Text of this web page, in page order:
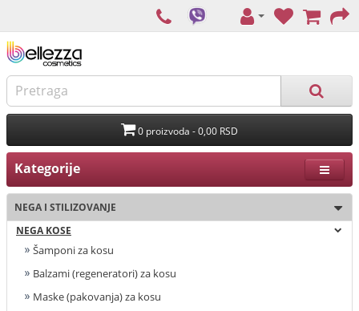
0 proizvoda - 0,00 RSD
Kategorije
NEGA I STILIZOVANJE
NEGA KOSE
Šamponi za kosu
Balzami (regeneratori) za kosu
Maske (pakovanja) za kosu